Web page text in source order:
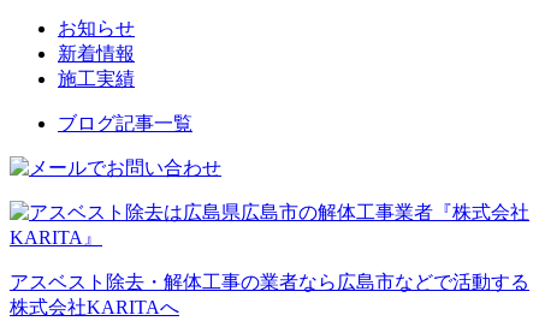
お知らせ
新着情報
施工実績
ブログ記事一覧
アスベスト除去・解体工事の業者なら広島市などで活動する
株式会社KARITAへ